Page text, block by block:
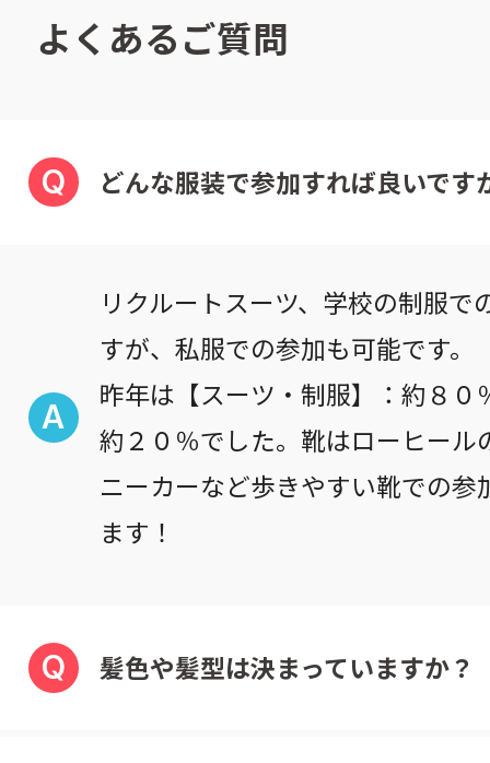
よくあるご質問
Q どんな服装で参加すれば良いです
A
リクルートスーツ、学校の制服で
すが、私服での参加も可能です。
昨年は【スーツ・制服】：約８０
約２０％でした。靴はローヒール
ニーカーなど歩きやすい靴での参
ます！
Q 髪色や髪型は決まっていますか？